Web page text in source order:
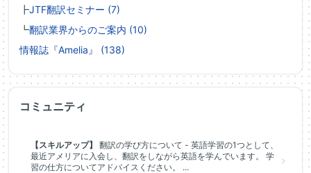
┣JTF翻訳セミナー (7)
┗翻訳業界からのご案内 (10)
情報誌『Amelia』 (138)
コミュニティ
【スキルアップ】
翻訳の学び方について - 英語学習の1つとして、
最近アメリアに入会し、翻訳をしながら英語を学んでいます。 学
習の仕方についてアドバイスください。 ...